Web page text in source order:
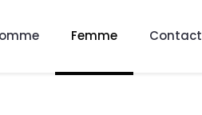
Femme Contact